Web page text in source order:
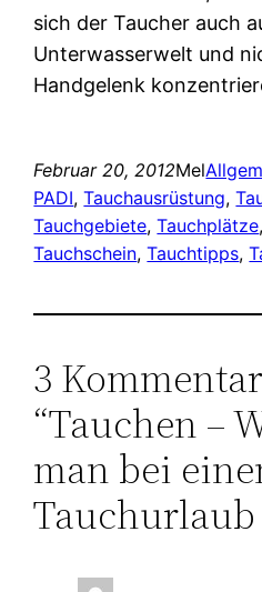
sich der Taucher auch
Unterwasserwelt und
Handgelenk
Februar 20, 2012Mel
PADI, Tauchausrüstung,
Tauchgebiete, Tauchplätze
Tauchschein, Tauchtipps,
3
“Tauchen –
man bei
Tauchurlaub